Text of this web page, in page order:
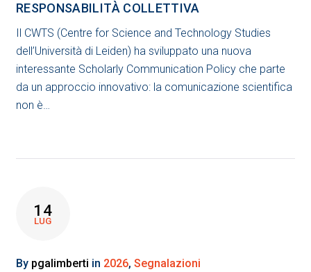
RESPONSABILITÀ COLLETTIVA
Il CWTS (Centre for Science and Technology Studies
dell’Università di Leiden) ha sviluppato una nuova
interessante Scholarly Communication Policy che parte
da un approccio innovativo: la comunicazione scientifica
non è…
14
LUG
By pgalimberti in 2026, Segnalazioni